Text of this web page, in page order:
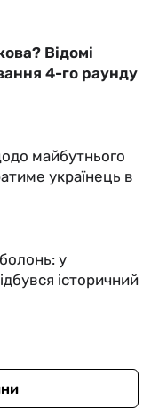
Відомі
4-го раунду
майбутнього
українець в
у
історичний